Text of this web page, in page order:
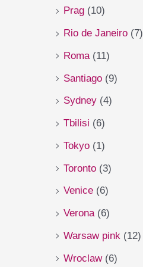
Prag (10)
Rio de Janeiro (7)
Roma (11)
Santiago (9)
Sydney (4)
Tbilisi (6)
Tokyo (1)
Toronto (3)
Venice (6)
Verona (6)
Warsaw pink (12)
Wroclaw (6)